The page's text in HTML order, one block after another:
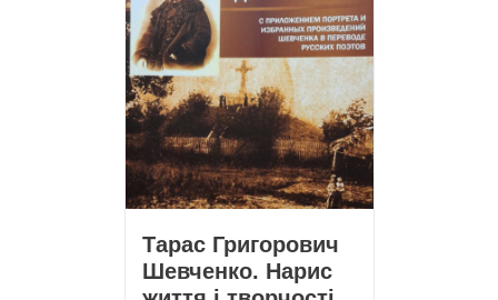
Тарас Григорович
Шевченко. Нарис